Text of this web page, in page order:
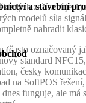
a stavební
zařízení je
modelů síla
nahradit
označovaný
standard
česky
na SoftPOS
funguje, ale